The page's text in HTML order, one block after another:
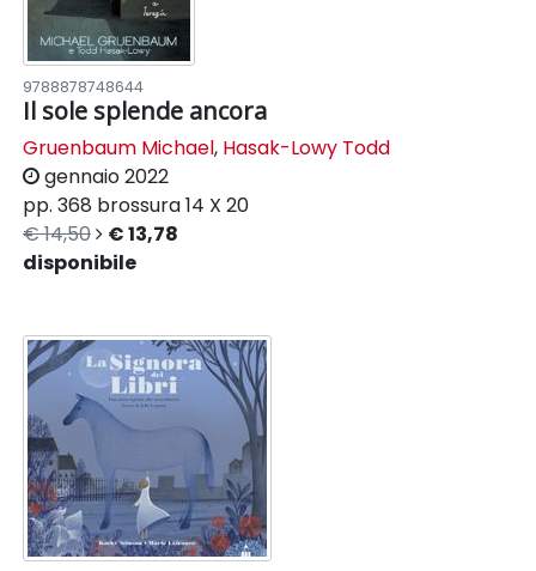
9788878748644
Il sole splende ancora
Gruenbaum Michael, Hasak-Lowy Todd
gennaio 2022
pp. 368 brossura14 X 20
€ 14,50
€ 13,78
disponibile